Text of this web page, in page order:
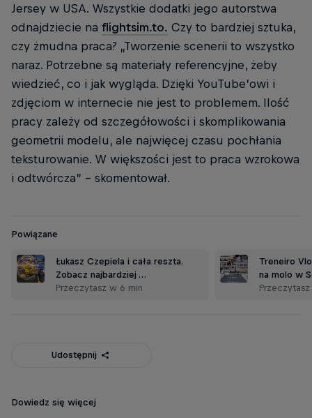
Jersey w USA. Wszystkie dodatki jego autorstwa
odnajdziecie na flightsim.to. Czy to bardziej sztuka,
czy żmudna praca? „Tworzenie scenerii to wszystko
naraz. Potrzebne są materiały referencyjne, żeby
wiedzieć, co i jak wygląda. Dzięki YouTube’owi i
zdjęciom w internecie nie jest to problemem. Ilość
pracy zależy od szczegółowości i skomplikowania
geometrii modelu, ale najwięcej czasu pochłania
teksturowanie. W większości jest to praca wzrokowa
i odtwórcza” – skomentował.
Powiązane
Łukasz Czepiela i cała reszta.
Zobacz najbardziej …
Przeczytasz w 6 min
Treneiro
na molo w
Przeczytasz
Udostępnij
Dowiedz się więcej